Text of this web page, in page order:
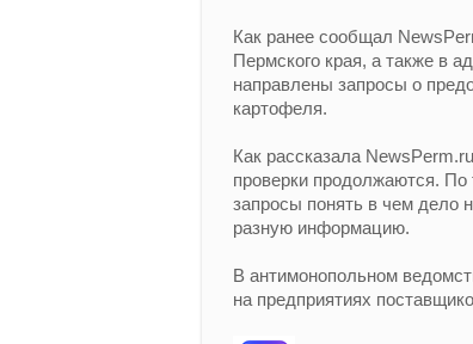
Как ранее сообщал
Пермского края, а также в
направлены запросы о
картофеля.
Как рассказала
проверки продолжаются. По
запросы понять в чем дело
разную информацию.
В антимонопольном
на предприятиях